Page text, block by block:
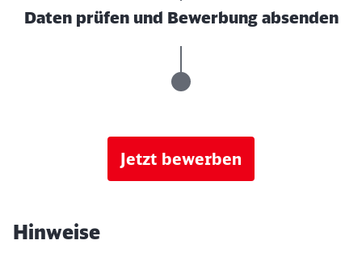
Daten prüfen und Bewerbung absenden
Jetzt bewerben
Hinweise